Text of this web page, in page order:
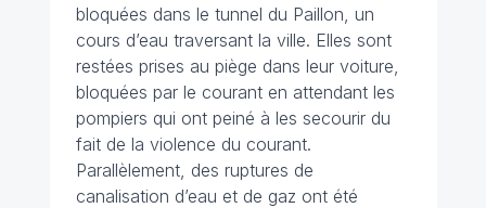
bloquées dans le tunnel du Paillon, un
cours d’eau traversant la ville. Elles sont
restées prises au piège dans leur voiture,
bloquées par le courant en attendant les
pompiers qui ont peiné à les secourir du
fait de la violence du courant.
Parallèlement, des ruptures de
canalisation d’eau et de gaz ont été